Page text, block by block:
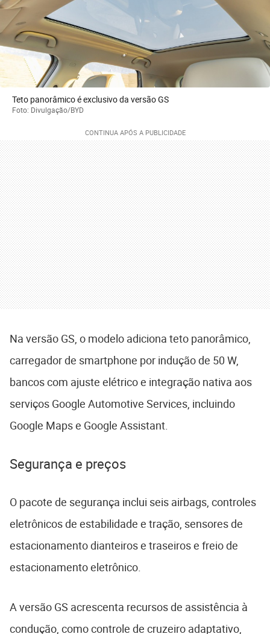
Teto panorâmico é exclusivo da versão GS
Foto: Divulgação/BYD
Na versão GS, o modelo adiciona teto panorâmico,
carregador de smartphone por indução de 50 W,
bancos com ajuste elétrico e integração nativa aos
serviços Google Automotive Services, incluindo
Google Maps e Google Assistant.
Segurança e preços
O pacote de segurança inclui seis airbags, controles
eletrônicos de estabilidade e tração, sensores de
estacionamento dianteiros e traseiros e freio de
estacionamento eletrônico.
A versão GS acrescenta recursos de assistência à
condução, como controle de cruzeiro adaptativo,